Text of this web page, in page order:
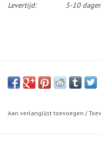
Levertijd:
5-10
Aan verlanglijst toevoegen /